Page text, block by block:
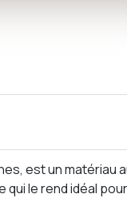
est un matériau
le rend idéal